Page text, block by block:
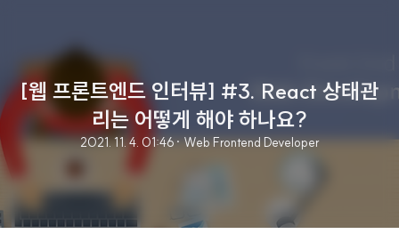
[웹 프론트엔드 인터뷰] #3. React 상태관
리는 어떻게 해야 하나요?
2021. 11. 4. 01:46· Web Frontend Developer